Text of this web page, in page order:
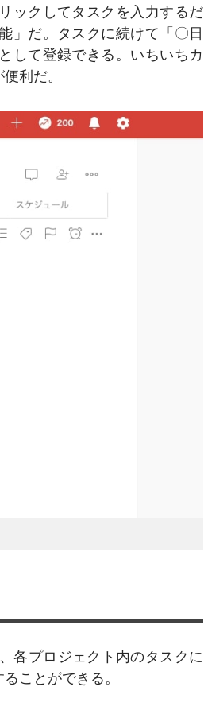
ックしてタスクを入力するだ
」だ。タスクに続けて「〇日
して登録できる。いちいちカ
利だ。
各プロジェクト内のタスクに
ことができる。